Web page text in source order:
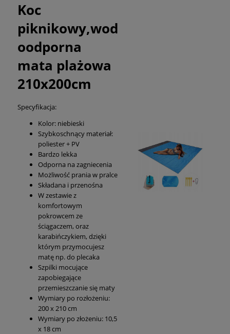
Koc
piknikowy,wod
oodporna
mata plażowa
210x200cm
Specyfikacja:
Kolor: niebieski
Szybkoschnący materiał:
poliester + PV
Bardzo lekka
Odporna na zagniecenia
Możliwość prania w pralce
Składana i przenośna
W zestawie z
komfortowym
pokrowcem ze
ściągaczem, oraz
karabińczykiem, dzięki
którym przymocujesz
matę np. do plecaka
Szpilki mocujące
zapobiegające
przemieszczanie się maty
Wymiary po rozłożeniu:
200 x 210 cm
Wymiary po złożeniu: 10,5
x 18 cm